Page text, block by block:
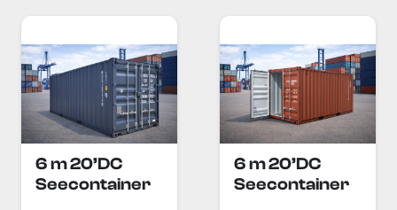
6 m 20’DC
Seecontainer
6 m 20’DC
Seecontainer